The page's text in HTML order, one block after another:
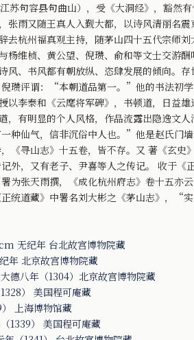
苏句容县句曲山），受《大洞经》，豁然
张雨又随王真人入觐大都，以诗风清丽名
杭州福真观主持，随茅山四十五代宗师
杨维桢、黄公望、倪瓒、俞和等文士交游
、书风都有朝放纵、恣肆发展的倾向。存
瓒评谓：“本朝道品第一。”他的书法初
李泰和《云麾将军碑》，书顿道，日益
，有明显的个人风格，作品流露出隐逸文
种仙气，信非沉俗中人也。”他是赵氏门墙
寻山志》十五卷，皆不存。又 著《玄史
外，又有老子、尹喜等人之传记。 收于
署为张天雨撰，《成化杭州府志》卷十五
统道藏》中署名刘大彬之《茅山志》，“
无纪年 台北故宫博物院藏
年 北京故宫博物院藏
德八年（1304）北京故宫博物院藏
） 美国程可庵藏
上海博物馆藏
1339） 美国程可庵藏